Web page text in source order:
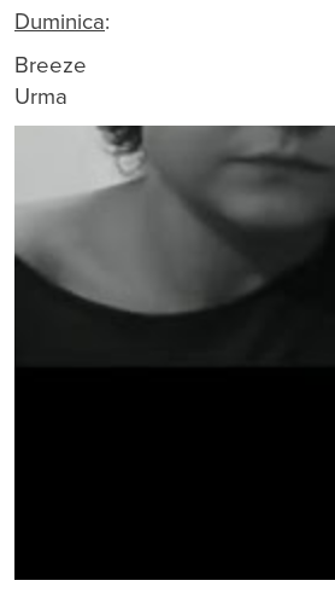
Duminica:
Breeze
Urma